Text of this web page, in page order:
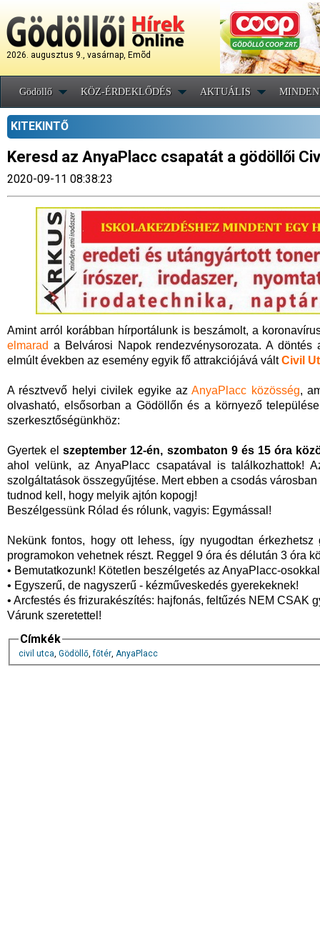
2026. augusztus 9., vasárnap, Emõd
Gödöllő KÖZ-ÉRDEKLŐDÉS AKTUÁLIS
KITEKINTŐ
Keresd az AnyaPlacc csapatát a gödöllői
2020-09-11 08:38:23
Amint arról korábban hírportálunk is beszámolt, a
elmarad a Belvárosi Napok rendezvénysorozata. A
elmúlt években az esemény egyik fő attrakciójává váltCivil
A résztvevő helyi civilek egyike azAnyaPlacc közösség,
olvasható, elsősorban a Gödöllőn és a környező
szerkesztőségünkhöz:
Gyertek elszeptember 12-én, szombaton 9 és 15 óra
ahol velünk, az AnyaPlacc csapatával is találkozhattok!
szolgáltatások összegyűjtése. Mert ebben a csodás
tudnod kell, hogy melyik ajtón kopogj!
Beszélgessünk Rólad és rólunk, vagyis: Egymással!
Nekünk fontos, hogy ott lehess, így nyugodtan
programokon vehetnek részt. Reggel 9 óra és délután 3 óra
• Bemutatkozunk! Kötetlen beszélgetés az AnyaPlacc-
• Egyszerű, de nagyszerű - kézműveskedés gyerekeknek!
• Arcfestés és frizurakészítés: hajfonás, feltűzés NEM CSAK
Várunk szeretettel!
Címkék
civil utca, Gödöllő,főtér, AnyaPlacc